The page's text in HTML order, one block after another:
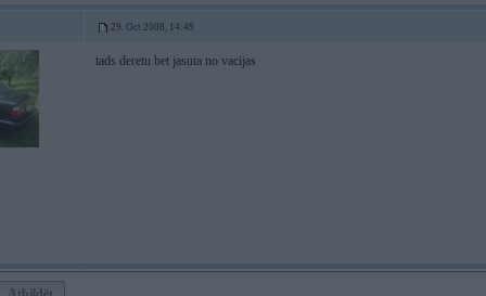
29. Oct 2008, 14:49
tads deretu bet jasuta no vacijas